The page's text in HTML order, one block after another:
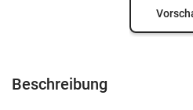
Beschreibung